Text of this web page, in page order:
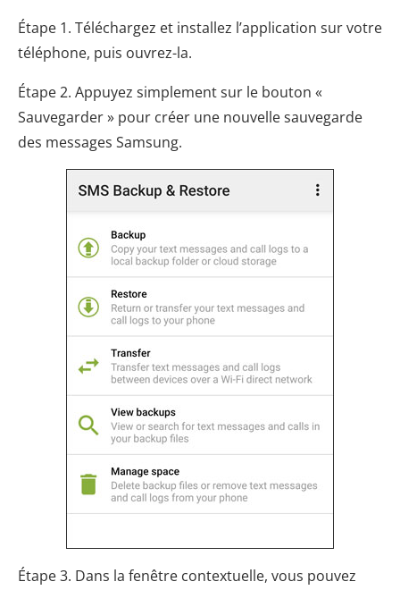
Étape 1. Téléchargez et installez l’application sur votre
téléphone, puis ouvrez-la.
Étape 2. Appuyez simplement sur le bouton «
Sauvegarder » pour créer une nouvelle sauvegarde
des messages Samsung.
Étape 3. Dans la fenêtre contextuelle, vous pouvez